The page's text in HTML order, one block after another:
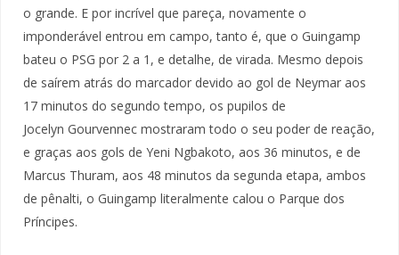
o grande. E por incrível que pareça, novamente o
imponderável entrou em campo, tanto é, que o Guingamp
bateu o PSG por 2 a 1, e detalhe, de virada. Mesmo depois
de saírem atrás do marcador devido ao gol de Neymar aos
17 minutos do segundo tempo, os pupilos de
Jocelyn Gourvennec mostraram todo o seu poder de reação,
e graças aos gols de Yeni Ngbakoto, aos 36 minutos, e de
Marcus Thuram, aos 48 minutos da segunda etapa, ambos
de pênalti, o Guingamp literalmente calou o Parque dos
Príncipes.